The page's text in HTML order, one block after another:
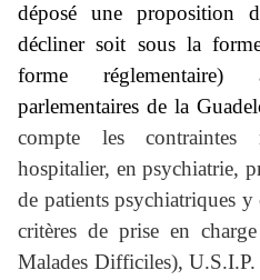
déposé une proposition
décliner soit sous la
forme
parlementaires de la
compte les
hospitalier, en psychiatrie,
de patients psychiatriques
critères de prise en
Malades Difficiles),